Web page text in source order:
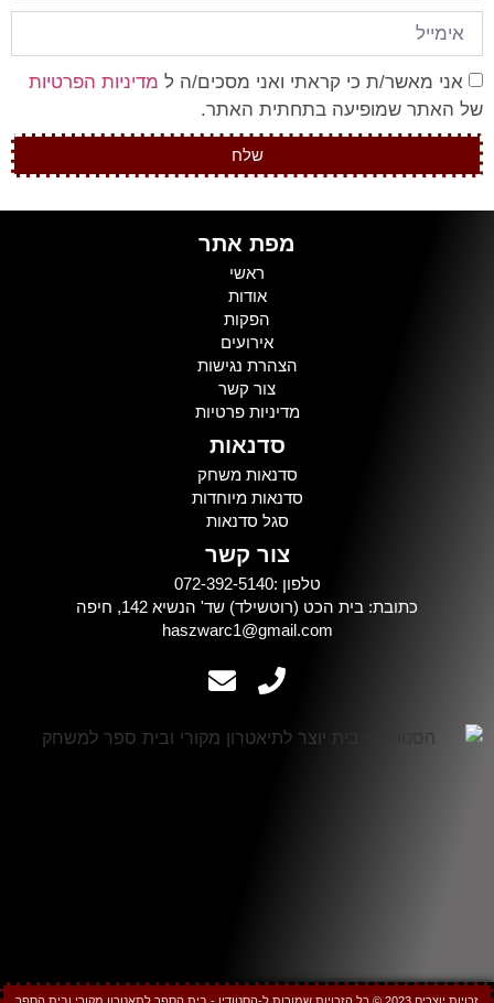
אני מאשר/ת כי קראתי ואני מסכים/ה ל מדיניות הפרטיות
של האתר שמופיעה בתחתית האתר.
שלח
מפת אתר
ראשי
אודות
הפקות
אירועים
הצהרת נגישות
צור קשר
מדיניות פרטיות
סדנאות
סדנאות משחק
סדנאות מיוחדות
סגל סדנאות
צור קשר
טלפון :072-392-5140
כתובת: בית הכט (רוטשילד) שד' הנשיא 142, חיפה
haszwarc1@gmail.com